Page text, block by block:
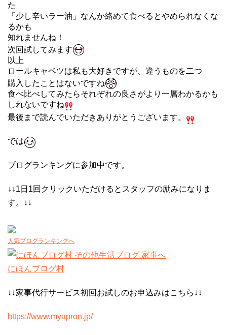
た
「 少し辛いラー油」 なんか絡めて食べるとやめられなくな
るかも
知れませんね！
次回試してみます
以上
ロールキャベツは私も大好きですが、違うものを二つ
購入したことはないですね
食べ比べしてみたらそれぞれの良さがより一層わかるかも
しれないですね
最後まで読んでいただきありがとうございます。
では
ブログランキングに参加中です。
↓↓1日1回クリックいただけるとスタッフの励みになりま
す。↓↓
人気ブログランキングへ
にほんブログ村
↓↓家事代行サービス初回お試しのお申込みはこちら↓↓
https://www.myapron.jp/